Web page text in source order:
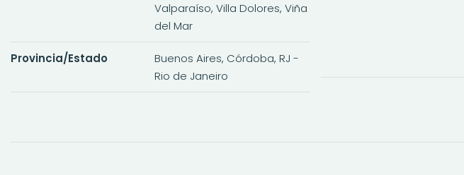
Valparaíso, Villa Dolores, Viña
del Mar
Provincia/Estado
Buenos Aires, Córdoba, RJ -
Rio de Janeiro